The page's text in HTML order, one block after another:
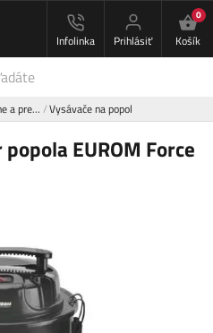
Infolinka Prihlásiť
0
Košík
a pre… Vysávače na popol
EUROM Force